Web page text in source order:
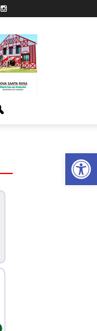
Abrir